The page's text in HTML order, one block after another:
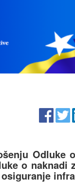
Odluke
o naknadi